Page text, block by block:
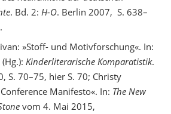
. Bd. 2: H-O. Berlin 2007, S. 638–
»Stoff- und Motivforschung«. In:
Kinderliterarische Komparatistik.
S. 70–75, hier S. 70; Christy
Manifesto«. In: The New
vom 4. Mai 2015,